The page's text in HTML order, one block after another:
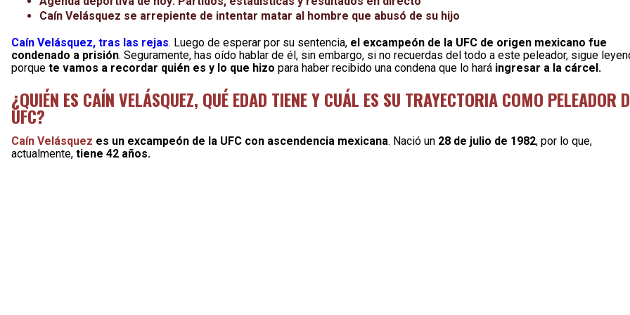
Caín Velásquez se arrepiente de intentar matar al hombre que abusó de su hijo
Caín Velásquez, tras las rejas. Luego de esperar por su sentencia, el excampeón de la UFC de origen mexicano fue
condenado a prisión. Seguramente, has oído hablar de él, sin embargo, si no recuerdas del todo a este peleador, sigue
porque te vamos a recordar quién es y lo que hizo para haber recibido una condena que lo hará ingresar a la cárcel.
¿QUIÉN ES CAÍN VELÁSQUEZ, QUÉ EDAD TIENE Y CUÁL ES SU TRAYECTORIA COMO PELEADOR
UFC?
Caín Velásquez es un excampeón de la UFC con ascendencia mexicana. Nació un 28 de julio de 1982, por lo que,
actualmente, tiene 42 años.